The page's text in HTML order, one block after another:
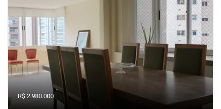
R$ 2.980.000